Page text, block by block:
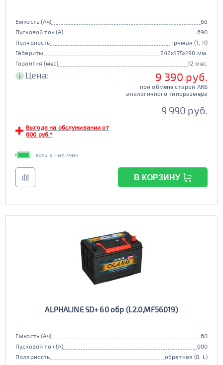
Емкость (Ач)
66
Пусковой ток (А)
690
Полярность
прямая (1, R)
Габариты
242x175x190 мм.
Гарантия (мес)
12 мес.
i Цена: 9 390 руб.
при обмене старой АКБ
аналогичного типоразмера
9 990 руб.
Выгода на обслуживании от
600 руб.*
есть в наличии
В КОРЗИНУ
ALPHALINE SD+ 60 обр (L2.0,MF56019)
Емкость (Ач)
60
Пусковой ток (А)
600
Полярность
обратная (0, L)